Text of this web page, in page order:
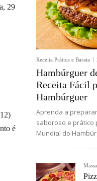
29
é
Receita Prática e Barata
Hambúrguer
Receita Fácil
Hambúrguer
Aprenda a
saboroso e prático
Mundial do